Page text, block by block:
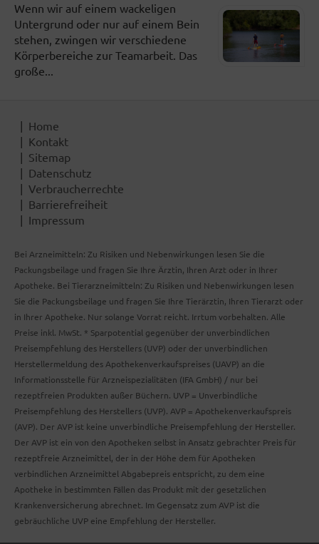
Wenn wir auf einem wackeligen
Untergrund oder nur auf einem Bein
stehen, zwingen wir verschiedene
Körperbereiche zur Teamarbeit. Das
große...
Home
Kontakt
Sitemap
Datenschutz
Verbraucherrechte
Barrierefreiheit
Impressum
Bei Arzneimitteln: Zu Risiken und Nebenwirkungen lesen Sie die
Packungsbeilage und fragen Sie Ihre Ärztin, Ihren Arzt oder in Ihrer
Apotheke. Bei Tierarzneimitteln: Zu Risiken und Nebenwirkungen lesen
Sie die Packungsbeilage und fragen Sie Ihre Tierärztin, Ihren Tierarzt oder
in Ihrer Apotheke. Nur solange Vorrat reicht. Irrtum vorbehalten. Alle
Preise inkl. MwSt. * Sparpotential gegenüber der unverbindlichen
Preisempfehlung des Herstellers (UVP) oder der unverbindlichen
Herstellermeldung des Apothekenverkaufspreises (UAVP) an die
Informationsstelle für Arzneispezialitäten (IFA GmbH) / nur bei
rezeptfreien Produkten außer Büchern. UVP = Unverbindliche
Preisempfehlung des Herstellers (UVP). AVP = Apothekenverkaufspreis
(AVP). Der AVP ist keine unverbindliche Preisempfehlung der Hersteller.
Der AVP ist ein von den Apotheken selbst in Ansatz gebrachter Preis für
rezeptfreie Arzneimittel, der in der Höhe dem für Apotheken
verbindlichen Arzneimittel Abgabepreis entspricht, zu dem eine
Apotheke in bestimmten Fällen das Produkt mit der gesetzlichen
Krankenversicherung abrechnet. Im Gegensatz zum AVP ist die
gebräuchliche UVP eine Empfehlung der Hersteller.